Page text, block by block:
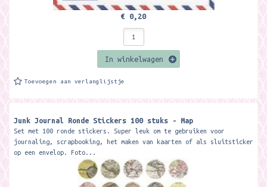
€ 0,20
In winkelwagen
Toevoegen aan verlanglijstje
Junk Journal Ronde Stickers 100 stuks - Map
Set met 100 ronde stickers. Super leuk om te gebruiken voor
journaling, scrapbooking, het maken van kaarten of als sluitsticker
op een envelop. Foto...